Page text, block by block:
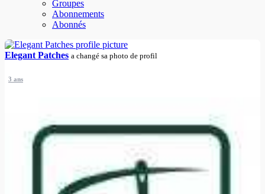
Groupes
Abonnements
Abonnés
Elegant Patches a changé sa photo de profil
3 ans